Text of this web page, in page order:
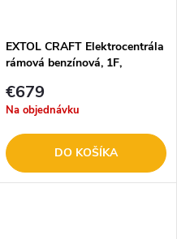
EXTOL CRAFT Elektrocentrála
rámová benzínová, 1F,
€679
Na objednávku
DO KOŠÍKA